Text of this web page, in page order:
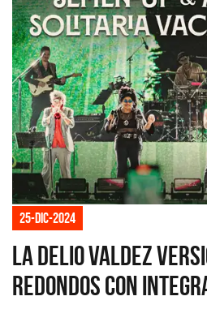
25-dic-2024
La Delio Valdez
Redondos con